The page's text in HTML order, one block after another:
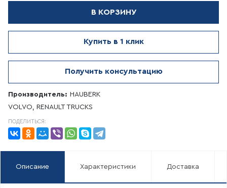
В КОРЗИНУ
Купить в 1 клик
Получить консультацию
Производитель: HAUBERK
VOLVO, RENAULT TRUCKS
ПОДЕЛИТЬСЯ:
Описание Характеристики Доставка